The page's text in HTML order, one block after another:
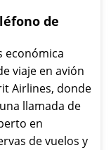
de
económica
viaje en avión
Airlines, donde
llamada de
en
de vuelos y